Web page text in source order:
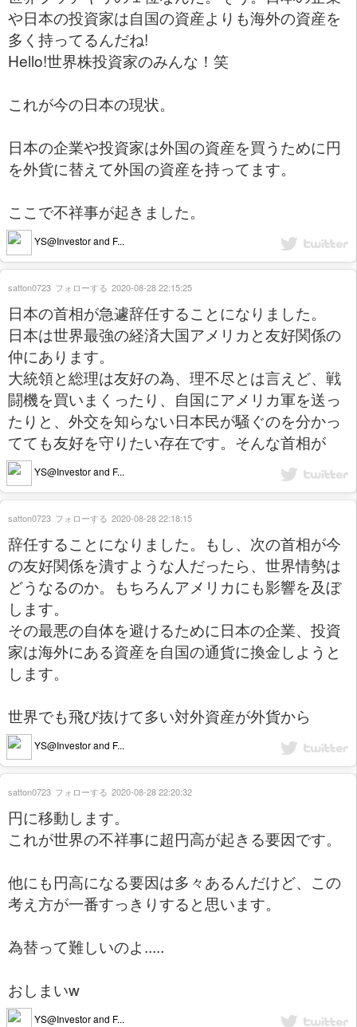
や日本の投資家は自国の資産よりも海外の資産を
多く持ってるんだね!
Hello!世界株投資家のみんな！笑
これが今の日本の現状。
日本の企業や投資家は外国の資産を買うために円
を外貨に替えて外国の資産を持ってます。
ここで不祥事が起きました。
YS@Investor and F...
日本の首相が急遽辞任することになりました。
日本は世界最強の経済大国アメリカと友好関係の
仲にあります。
大統領と総理は友好の為、理不尽とは言えど、戦
闘機を買いまくったり、自国にアメリカ軍を送っ
たりと、外交を知らない日本民が騒ぐのを分かっ
てても友好を守りたい存在です。そんな首相が
YS@Investor and F...
satton0723 フォローする 2020-08-28 22:15:25
辞任することになりました。もし、次の首相が今
の友好関係を潰すような人だったら、世界情勢は
どうなるのか。もちろんアメリカにも影響を及ぼ
します。
その最悪の自体を避けるために日本の企業、投資
家は海外にある資産を自国の通貨に換金しようと
します。
世界でも飛び抜けて多い対外資産が外貨から
YS@Investor and F...
satton0723 フォローする 2020-08-28 22:18:15
円に移動します。
これが世界の不祥事に超円高が起きる要因です。
他にも円高になる要因は多々あるんだけど、この
考え方が一番すっきりすると思います。
為替って難しいのよ.....
おしまいw
YS@Investor and F...
satton0723 フォローする 2020-08-28 22:20:32